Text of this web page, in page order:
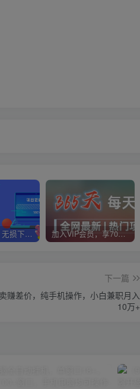
全网VIP课程 无损下载~ 加入VIP会员，享70%的推广提成，免费学习多种网上创业课程，菜鸟秒变大神！
下一篇
赚差价，纯手机操作，小白兼职月入
10万+